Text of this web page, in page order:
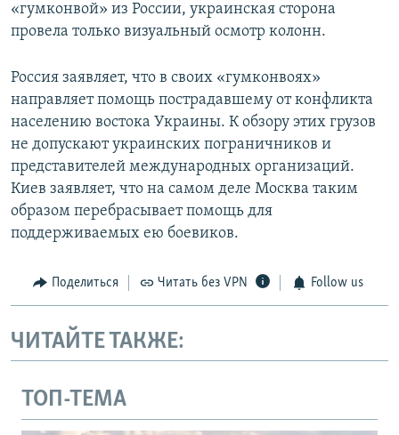
«гумконвой» из России, украинская сторона
провела только визуальный осмотр колонн.
Россия заявляет, что в своих «гумконвоях»
направляет помощь пострадавшему от конфликта
населению востока Украины. К обзору этих грузов
не допускают украинских пограничников и
представителей международных организаций.
Киев заявляет, что на самом деле Москва таким
образом перебрасывает помощь для
поддерживаемых ею боевиков.
Поделиться Читать без VPN Follow us
ЧИТАЙТЕ ТАКЖЕ:
ТОП-ТЕМА